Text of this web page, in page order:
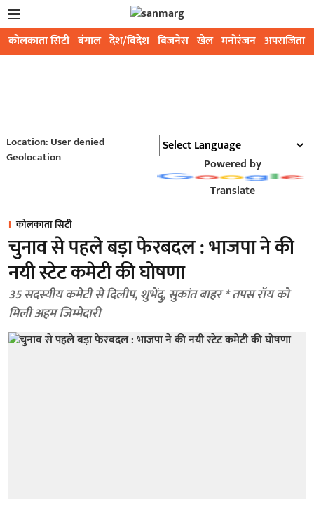
कोलकाता सिटी बंगाल देश/विदेश बिजनेस खेल मनोरंजन अपराजिता
Location: User denied
Geolocation
Powered by
Translate
कोलकाता सिटी
चुनाव से पहले बड़ा फेरबदल : भाजपा ने की
नयी स्टेट कमेटी की घोषणा
35 सदस्यीय कमेटी से दिलीप, शुभेंदु, सुकांत बाहर * तपस रॉय को
मिली अहम जिम्मेदारी